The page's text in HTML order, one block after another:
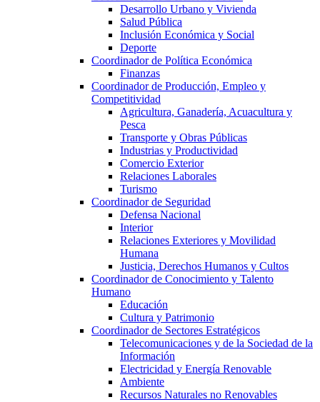
Desarrollo Urbano y Vivienda
Salud Pública
Inclusión Económica y Social
Deporte
Coordinador de Política Económica
Finanzas
Coordinador de Producción, Empleo y
Competitividad
Agricultura, Ganadería, Acuacultura y
Pesca
Transporte y Obras Públicas
Industrias y Productividad
Comercio Exterior
Relaciones Laborales
Turismo
Coordinador de Seguridad
Defensa Nacional
Interior
Relaciones Exteriores y Movilidad
Humana
Justicia, Derechos Humanos y Cultos
Coordinador de Conocimiento y Talento
Humano
Educación
Cultura y Patrimonio
Coordinador de Sectores Estratégicos
Telecomunicaciones y de la Sociedad de la
Información
Electricidad y Energía Renovable
Ambiente
Recursos Naturales no Renovables